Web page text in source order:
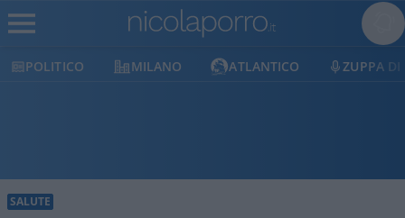
POLITICO MILANO ATLANTICO ZUPPA DI
SALUTE